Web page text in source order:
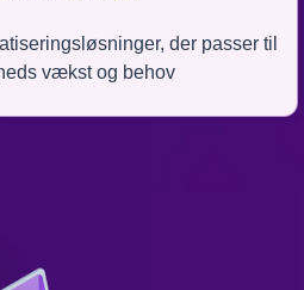
der passer til
vækst og behov